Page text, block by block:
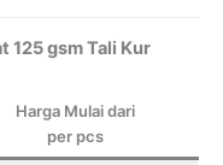
125 gsm Tali Kur
Harga Mulai dari
per pcs